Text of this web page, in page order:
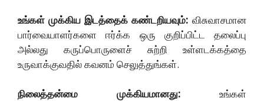
உங்கள் முக்கிய இடத்தைக் கண்டறியவும்: விசுவாசமான
பார்வையாளர்களை ஈர்க்க ஒரு குறிப்பிட்ட தலைப்பு
அல்லது கருப்பொருளைச் சுற்றி உள்ளடக்கத்தை
உருவாக்குவதில் கவனம் செலுத்துங்கள்.
நிலைத்தன்மை முக்கியமானது: உங்கள்